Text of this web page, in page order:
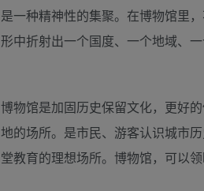
是一种精神性的集聚。在博物馆里
形中折射出一个国度、一个地域、
博物馆是加固历史保留文化，更好
地的场所。是市民、游客认识城市
堂教育的理想场所。博物馆，可以